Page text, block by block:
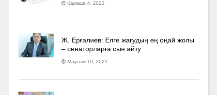
Қараша 4, 2023
Ж. Ерғалиев: Елге жағудың ең оңай жолы
– сенаторларға сын айту
Маусым 10, 2021